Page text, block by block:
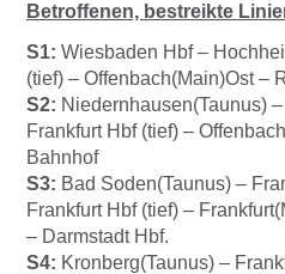
Betroffenen, bestreikte
S1: Wiesbaden Hbf –
(tief) – Offenbach(Main)Ost –
S2: Niedernhausen(Taunus)
Frankfurt Hbf (tief) –
Bahnhof
S3: Bad Soden(Taunus) –
Frankfurt Hbf (tief) –
– Darmstadt Hbf.
S4: Kronberg(Taunus) –